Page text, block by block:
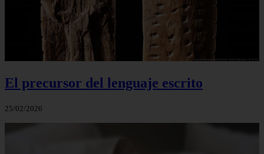
El precursor del lenguaje escrito
25/02/2026